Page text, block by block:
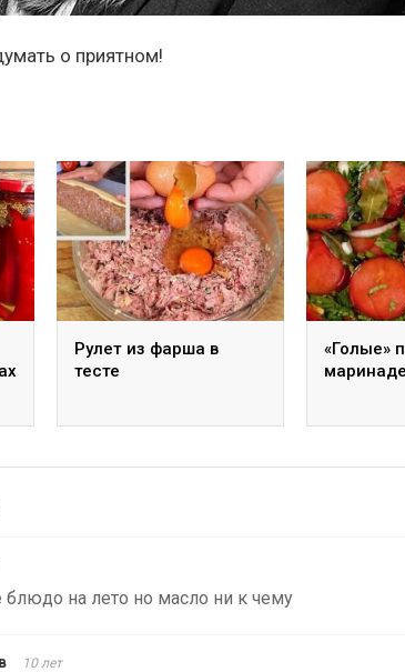
о приятном!
Рулет из фарша в
тесте
«Голые»
маринаде
блюдо на лето но масло ни к чему
10 лет